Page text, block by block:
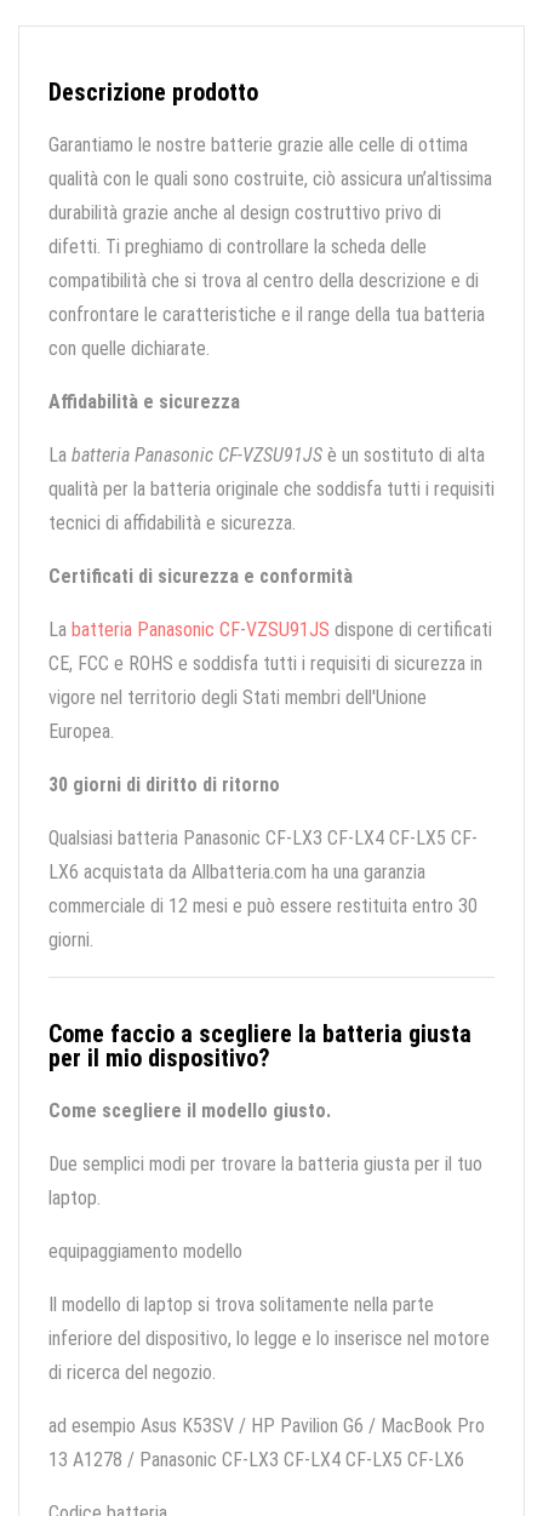
Descrizione prodotto
Garantiamo le nostre batterie grazie alle celle di ottima
qualità con le quali sono costruite, ciò assicura un’altissima
durabilità grazie anche al design costruttivo privo di
difetti. Ti preghiamo di controllare la scheda delle
compatibilità che si trova al centro della descrizione e di
confrontare le caratteristiche e il range della tua batteria
con quelle dichiarate.
Affidabilità e sicurezza
La batteria Panasonic CF-VZSU91JS è un sostituto di alta
qualità per la batteria originale che soddisfa tutti i requisiti
tecnici di affidabilità e sicurezza.
Certificati di sicurezza e conformità
La batteria Panasonic CF-VZSU91JS dispone di certificati
CE, FCC e ROHS e soddisfa tutti i requisiti di sicurezza in
vigore nel territorio degli Stati membri dell'Unione
Europea.
30 giorni di diritto di ritorno
Qualsiasi batteria Panasonic CF-LX3 CF-LX4 CF-LX5 CF-
LX6 acquistata da Allbatteria.com ha una garanzia
commerciale di 12 mesi e può essere restituita entro 30
giorni.
Come faccio a scegliere la batteria giusta
per il mio dispositivo?
Come scegliere il modello giusto.
Due semplici modi per trovare la batteria giusta per il tuo
laptop.
equipaggiamento modello
Il modello di laptop si trova solitamente nella parte
inferiore del dispositivo, lo legge e lo inserisce nel motore
di ricerca del negozio.
ad esempio Asus K53SV / HP Pavilion G6 / MacBook Pro
13 A1278 / Panasonic CF-LX3 CF-LX4 CF-LX5 CF-LX6